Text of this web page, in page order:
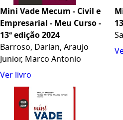
Mini Vade Mecum - Civil e
Empresarial - Meu Curso -
13ª edição 2024
Barroso, Darlan, Araujo
Junior, Marco Antonio
Ver livro